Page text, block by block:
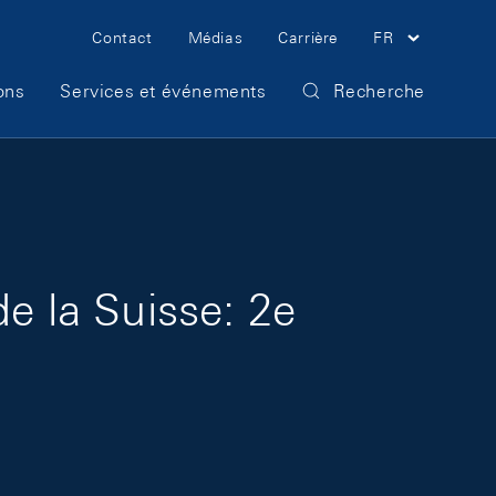
Meta Navigation
Contact Médias Carrière FR
Services et événements Recherche
la Suisse: 2e